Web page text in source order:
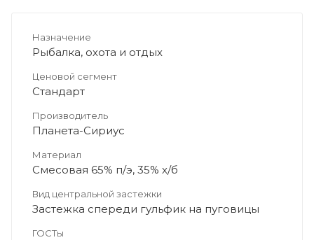
Назначение
Рыбалка, охота и отдых
Ценовой сегмент
Стандарт
Производитель
Планета-Сириус
Материал
Смесовая 65% п/э, 35% х/б
Вид центральной застежки
Застежка спереди гульфик на пуговицы
ГОСТы